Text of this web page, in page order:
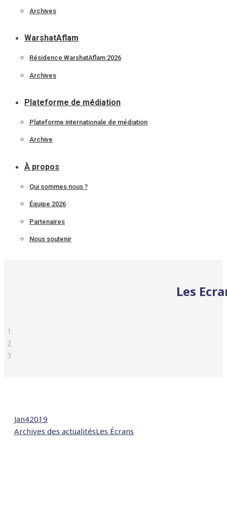
Archives
WarshatAflam
Résidence WarshatAflam 2026
Archives
Plateforme de médiation
Plateforme internationale de médiation
Archive
À propos
Qui sommes nous ?
Équipe 2026
Partenaires
Nous soutenir
Les
Jan42019
Archives des actualitésLes Écrans